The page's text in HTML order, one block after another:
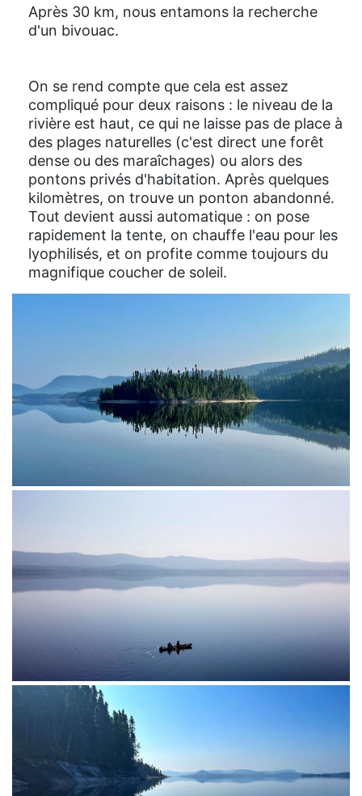
Après 30 km, nous entamons la recherche
d'un bivouac.
On se rend compte que cela est assez
compliqué pour deux raisons : le niveau de la
rivière est haut, ce qui ne laisse pas de place à
des plages naturelles (c'est direct une forêt
dense ou des maraîchages) ou alors des
pontons privés d'habitation. Après quelques
kilomètres, on trouve un ponton abandonné.
Tout devient aussi automatique : on pose
rapidement la tente, on chauffe l'eau pour les
lyophilisés, et on profite comme toujours du
magnifique coucher de soleil.